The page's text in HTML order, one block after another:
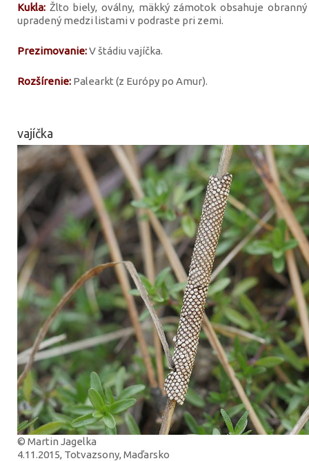
Kukla: Žlto biely, oválny, mäkký zámotok obsahuje
upradený medzi listami v podraste pri zemi.
Prezimovanie:V štádiu vajíčka.
Rozšírenie: Palearkt (z Európy po Amur).
vajíčka
© Martin Jagelka
4.11.2015, Totvazsony, Maďarsko